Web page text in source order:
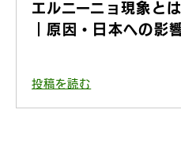
エルニーニョ現象と
｜原因・日本への影
投稿を読む